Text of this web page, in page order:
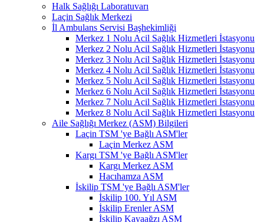
Halk Sağlığı Laboratuvarı
Laçin Sağlık Merkezi
İl Ambulans Servisi Başhekimliği
Merkez 1 Nolu Acil Sağlık Hizmetleri İstasyonu
Merkez 2 Nolu Acil Sağlık Hizmetleri İstasyonu
Merkez 3 Nolu Acil Sağlık Hizmetleri İstasyonu
Merkez 4 Nolu Acil Sağlık Hizmetleri İstasyonu
Merkez 5 Nolu Acil Sağlık Hizmetleri İstasyonu
Merkez 6 Nolu Acil Sağlık Hizmetleri İstasyonu
Merkez 7 Nolu Acil Sağlık Hizmetleri İstasyonu
Merkez 8 Nolu Acil Sağlık Hizmetleri İstasyonu
Aile Sağlığı Merkez (ASM) Bilgileri
Laçin TSM 'ye Bağlı ASM'ler
Laçin Merkez ASM
Kargı TSM 'ye Bağlı ASM'ler
Kargı Merkez ASM
Hacıhamza ASM
İskilip TSM 'ye Bağlı ASM'ler
İskilip 100. Yıl ASM
İskilip Erenler ASM
İskilip Kayaağzı ASM